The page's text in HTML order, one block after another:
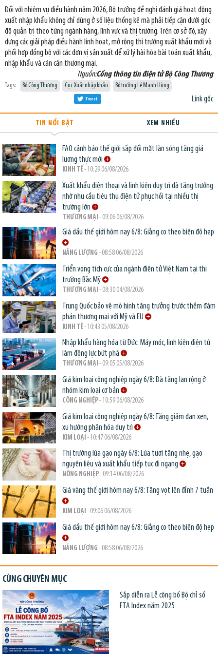
Đối với nhiệm vụ điều hành năm 2026, Bộ trưởng đề nghị đánh giá hoạt động
xuất nhập khẩu không chỉ dừng ở số liệu thống kê mà phải tiếp cận dưới góc
độ quản trị theo từng ngành hàng, lĩnh vực và thị trường. Trên cơ sở đó, xây
dựng các giải pháp điều hành linh hoạt, mở rộng thị trường xuất khẩu mới và
phối hợp đồng bộ với các đơn vị sản xuất để xử lý hài hòa bài toán xuất khẩu,
nhập khẩu và cán cân thương mại.
Nguồn:Cổng thông tin điện tử Bộ Công Thương
Tags: Bộ Công Thương Cục Xuất nhập khẩu Bộ trưởng Lê Mạnh Hùng
Link gốc
Tweet
TIN NỔI BẬT XEM NHIỀU
FAO cảnh báo thế giới sắp đối mặt làn sóng tăng giá
lương thực mới
KINH TẾ- 10:29 06/08/2026
Xuất khẩu điện thoại và linh kiện duy trì đà tăng trưởng
nhờ nhu cầu tiêu thụ điện tử phục hồi tại nhiều thị
trường lớn
THƯƠNG MẠI - 09:06 06/08/2026
Giá dầu thế giới hôm nay 6/8: Giằng co theo biên độ hẹp
NĂNG LƯỢNG - 08:58 06/08/2026
Triển vọng tích cực của ngành điện tử Việt Nam tại thị
trường Bắc Mỹ
THƯƠNG MẠI - 08:30 04/08/2026
Trung Quốc bảo vệ mô hình tăng trưởng trước thềm đàm
phán thương mại với Mỹ và EU
KINH TẾ- 10:43 05/08/2026
Nhập khẩu hàng hóa từ Đức: Máy móc, linh kiện điện tử
làm động lực bứt phá
THƯƠNG MẠI - 09:05 05/08/2026
Giá kim loại công nghiệp ngày 6/8: Đà tăng lan rộng ở
nhóm kim loại cơ bản
CÔNG NGHIỆP- 10:59 06/08/2026
Giá kim loại công nghiệp ngày 6/8: Tăng giảm đan xen,
xu hướng phân hóa duy trì
KIM LOẠI - 10:47 06/08/2026
Thị trường lúa gạo ngày 6/8: Lúa tươi tăng nhẹ, gạo
nguyên liệu và xuất khẩu tiếp tục đi ngang
NÔNG NGHIỆP- 09:14 06/08/2026
Giá vàng thế giới hôm nay 6/8: Tăng vọt lên đỉnh 7 tuần
KIM LOẠI - 09:06 06/08/2026
Giá dầu thế giới hôm nay 6/8: Giằng co theo biên độ hẹp
NĂNG LƯỢNG - 08:58 06/08/2026
CÙNG CHUYÊN MỤC
Sắp diễn ra Lễ công bố Bộ chỉ số
FTA Index năm 2025